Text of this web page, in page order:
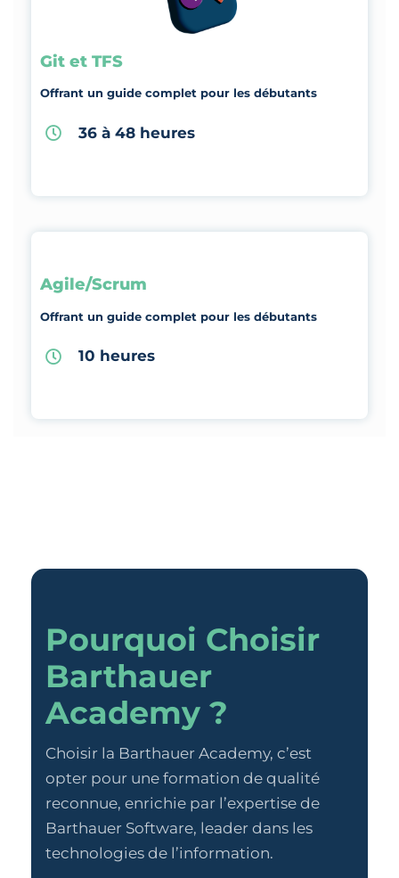
Git et TFS
Offrant un guide complet pour les débutants
36 à 48 heures
Agile/Scrum
Offrant un guide complet pour les débutants
10 heures
Pourquoi Choisir
Barthauer
Academy ?
Choisir la Barthauer Academy, c’est
opter pour une formation de qualité
reconnue, enrichie par l’expertise de
Barthauer Software, leader dans les
technologies de l’information.